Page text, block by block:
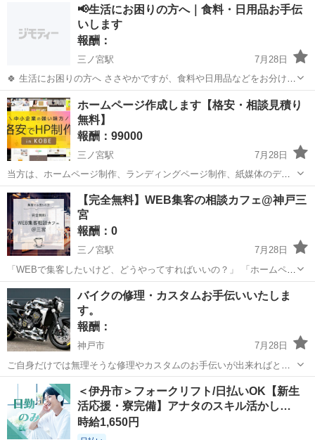
めされているタコ(10キロくらい)を取り出して、 近くにあるラックに
置く・そのほか清掃等。...
📢生活にお困りの方へ｜食料・日用品お手伝
いします
報酬：
三ノ宮駅
7月28日
🍀 生活にお困りの方へ ささやかですが、食料や日用品などをお分けす
ることができます。 お近くまでお届けも可能です🚃 【対象となる方】
・現在お仕事をされていない方 ・64歳までの方 💬 継続的に必要な場
合についても 無理...
兵庫 神戸市 手伝いたい/助けたい
ホームページ作成します【格安・相談見積り
無料】
報酬：99000
三ノ宮駅
7月28日
当方は、ホームページ制作、ランディングページ制作、紙媒体のデザ
イン（チラシ、名刺、プレゼン資料)、動画編集などの制作を承ってい
ます。 名刺代わりの簡易ホームページ（1ページ）なら9.9万円（税
込）から、公開後のHP保守・運...
兵庫 神戸市 三ノ宮駅 手伝いたい/助けたい
ホームページ
【完全無料】WEB集客の相談カフェ@神戸三
宮
報酬：0
三ノ宮駅
7月28日
「WEBで集客したいけど、どうやってすればいいの？」 「ホームペー
ジはあるけど、どこを改善すれば良いか分からない」 「WEBについて
気軽に相談できる人がいない」 などでお困りの方はぜひ一度相談カフ
ェにお越し...
兵庫 神戸市 三ノ宮駅 手伝いたい/助けたい 集客
バイクの修理・カスタムお手伝いいたしま
す。
報酬：
神戸市
7月28日
ご自身だけでは無理そうな修理やカスタムのお手伝いが出来ればと思
います。 電気系はちょっと苦手ですが、それ以外でしたら。 塗装はし
ておりません。 料金の方はお問い合わせいただければと思います。 よ
ろしくお願いい...
兵庫 神戸市 手伝いたい/助けたい
＜伊丹市＞フォークリフト/日払いOK【新生
活応援・寮完備】アナタのスキル活かし…
時給1,650円